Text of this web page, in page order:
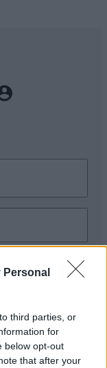
Personal
third parties, or
for
below opt-out
that after your
σχολιασμού
ΠΡΟΣΘΗΚΗ